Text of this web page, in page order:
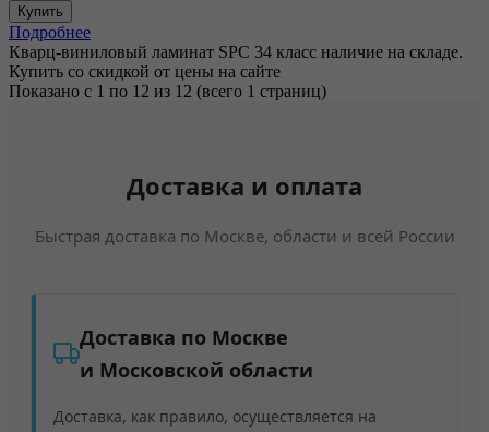
Купить
Подробнее
Кварц-виниловый ламинат SPC 34 класс наличие на складе.
Купить со скидкой от цены на сайте
Показано с 1 по 12 из 12 (всего 1 страниц)
Доставка и оплата
Быстрая доставка по Москве, области и всей России
Доставка по Москве
и Московской области
Доставка, как правило, осуществляется на